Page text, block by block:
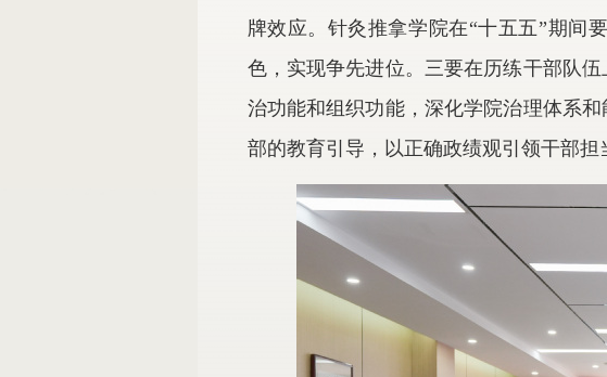
牌效应。针灸推拿学院在“十五五”期间
色，实现争先进位。三要在历练干部队
治功能和组织功能，深化学院治理体系
部的教育引导，以正确政绩观引领干部